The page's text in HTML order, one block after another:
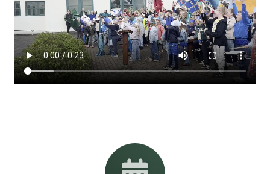
Umsókn um val utanskóla
Foreldrafélag
Samstarf heimilis og skóla